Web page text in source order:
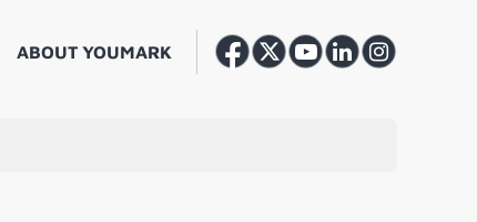
ABOUT YOUMARK